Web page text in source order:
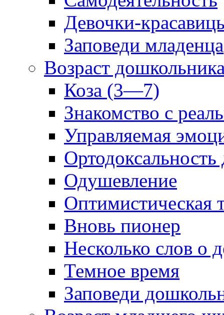
Девочки-
Заповеди младенца
Возраст
Коза (3—7)
Знакомство с
Управляемая
Одушевление
Оптимистическая
Вновь пионер
Несколько слов о
Темное время
Заповеди